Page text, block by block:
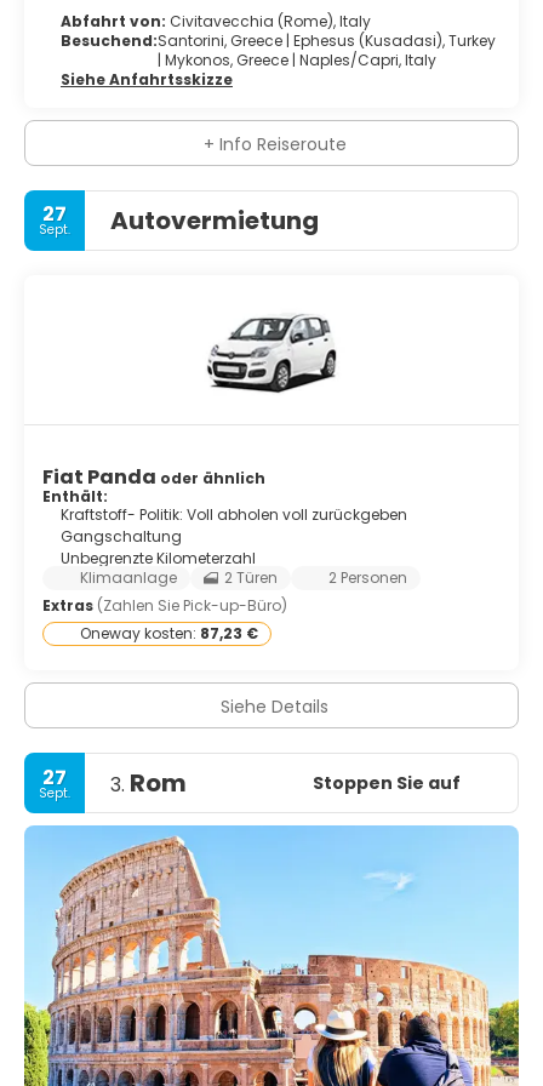
Abfahrt von: Civitavecchia (Rome), Italy
Besuchend:Santorini, Greece | Ephesus (kusadasi), Turkey
| Mykonos, Greece | Naples/capri, Italy
Siehe Anfahrtsskizze
+ Info Reiseroute
27
Sept. Autovermietung
Fiat Panda oder ähnlich
Enthält:
Kraftstoff- Politik: Voll abholen voll zurückgeben
Gangschaltung
Unbegrenzte Kilometerzahl
Klimaanlage
2 Türen
2 Personen
Extras (Zahlen Sie Pick-up-Büro)
Oneway kosten: 87,23 €
Siehe Details
27
Sept. 3. Rom Stoppen Sie auf